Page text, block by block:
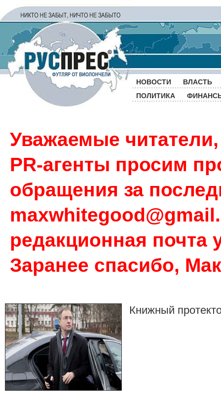
НОВОСТИ
ВЛАСТЬ
ПОЛИТИКА
Уважаемые
PR-агенты просим
обращения за
редакционная почта
Заранее спасибо,
Книжный